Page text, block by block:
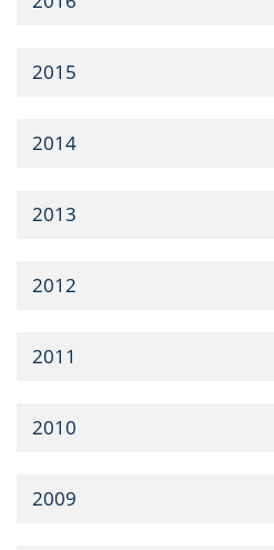
2015
2014
2013
2012
2011
2010
2009